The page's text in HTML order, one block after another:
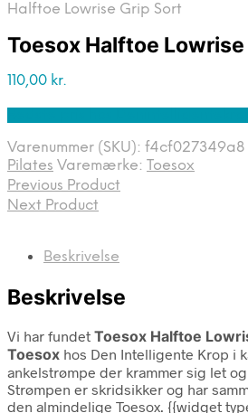
Halftoe Lowrise Grip Sort
Toesox Halftoe
110,00 kr.
Varenummer (SKU): f4cf027349a8
Pilates Varemærke: Toesox
Previous Product
Next Product
Beskrivelse
Beskrivelse
Vi har fundet Toesox Halftoe
Toesox hos Den Intelligente Krop i
ankelstrømpe der krammer sig let
Strømpen er skridsikker og har
den almindelige Toesox. {{widget